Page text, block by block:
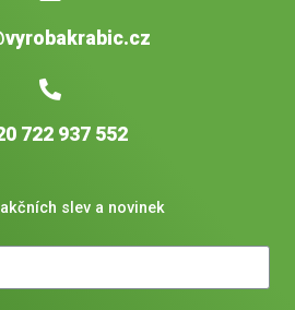
722 937 552
slev a novinek